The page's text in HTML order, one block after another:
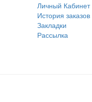
Личный Кабинет
История заказов
Закладки
Рассылка